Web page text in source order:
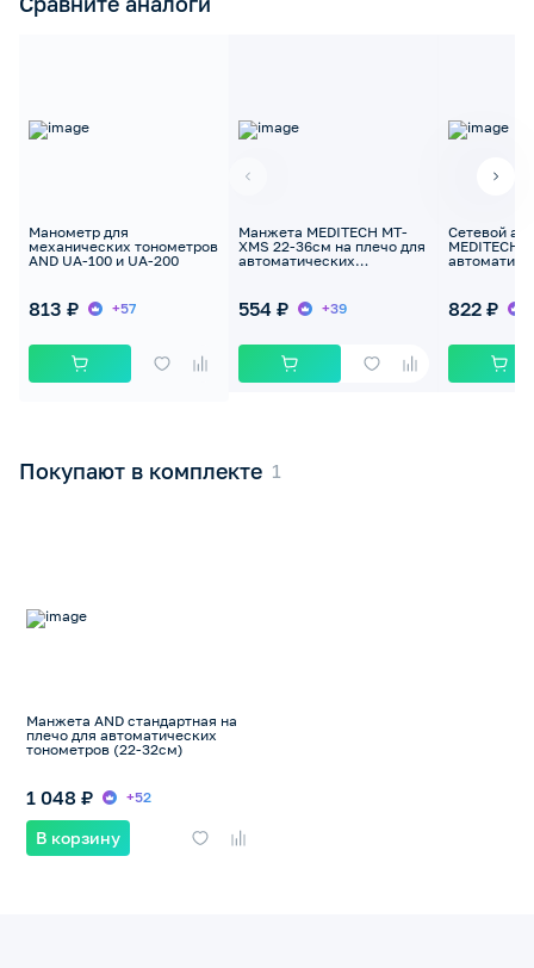
Манометр для
механических тонометров
AND UA-100 и UA-200
813 ₽ +57
Манжета MEDITECH МТ-
XMS 22-36см на плечо для
автоматических
554 ₽ +39
Сетевой
MEDITECH
822 ₽
Покупают в комплекте
Манжета AND стандартная на
плечо для автоматических
тонометров (22-32см)
1 048 ₽ +52
В корзину